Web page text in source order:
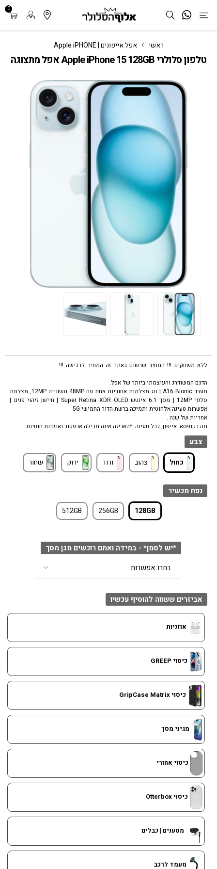
0
ראשי אפל אייפונים | Apple iPHONE
טלפון סלולרי Apple iPhone 15 128GB אפל מתצוגה
ללא משחקים !!! המחיר שרשום באתר זה המחיר לרכישה !!!
הדגם המשודרג והעוצמתי ביותר של אפל.
מעבד A16 Bionic | זוג מצלמות אחוריות אחת עם 48MP והשנייה 12MP, מצלמת
סלפי 12MP | מסך 6.1 אינטש Super Retina XDR OLED | חיישן זיהוי פנים |
אפשרות טעינה אלחוטית ותמיכה ברשת הדור החמישי 5G
אחריות של שנה .
מה בקופסא: אייפון, כבל טעינה. *האריזה אינה מכילה אדפטור ואוזניות חוטיות.
צבע
כחול צהוב ורוד ירוק שחור
נפח מכשיר
128GB
256GB
512GB
*יש לסמן* - במידה ואתם רוכשים מגן מסך
אביזרים ששווה להוסיף עכשיו
אוזניות
כיסוי GREEP
כיסוי GripCase Matrix
מגיני מסך
כיסוי אחורי
כיסוי Otterbox
מטענים | כבלים
מעמד לרכב